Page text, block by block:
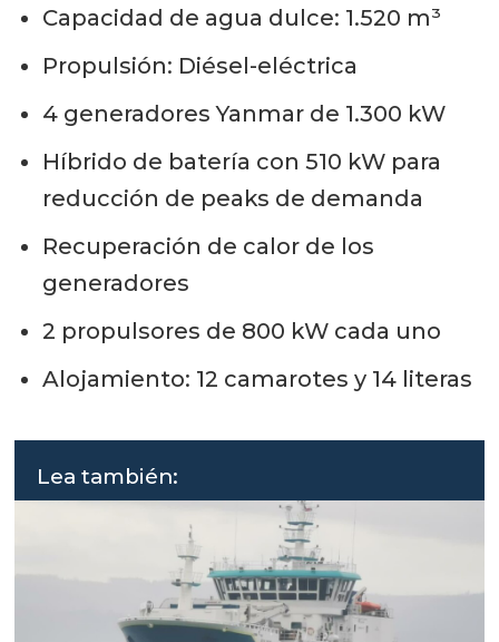
Capacidad de agua dulce: 1.520 m³
Propulsión: Diésel-eléctrica
4 generadores Yanmar de 1.300 kW
Híbrido de batería con 510 kW para
reducción de peaks de demanda
Recuperación de calor de los
generadores
2 propulsores de 800 kW cada uno
Alojamiento: 12 camarotes y 14 literas
Lea también: